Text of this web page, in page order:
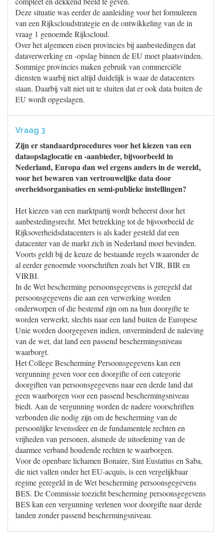
Deze situatie was eerder de aanleiding voor het formuleren
van een Rijkscloudstrategie en de ontwikkeling van de in
vraag 1 genoemde Rijkscloud.
Over het algemeen eisen provincies bij aanbestedingen dat
dataverwerking en -opslag binnen de EU moet plaatsvinden.
Sommige provincies maken gebruik van commerciële
diensten waarbij niet altijd duidelijk is waar de datacenters
staan. Daarbij valt niet uit te sluiten dat er ook data buiten de
EU wordt opgeslagen.
Vraag 3
Zijn er standaardprocedures voor het kiezen van een
dataopslaglocatie en -aanbieder, bijvoorbeeld in
Nederland, Europa dan wel ergens anders in de wereld,
voor het bewaren van vertrouwelijke data door
overheidsorganisaties en semi-publieke instellingen?
Het kiezen van een marktpartij wordt beheerst door het
aanbestedingsrecht. Met betrekking tot de bijvoorbeeld de
Rijksoverheidsdatacenters is als kader gesteld dat een
datacenter van de markt zich in Nederland moet bevinden.
Voorts geldt bij de keuze de bestaande regels waaronder de
al eerder genoemde voorschriften zoals het VIR, BIR en
VIRBI.
In de Wet bescherming persoonsgegevens is geregeld dat
persoonsgegevens die aan een verwerking worden
onderworpen of die bestemd zijn om na hun doorgifte te
worden verwerkt, slechts naar een land buiten de Europese
Unie worden doorgegeven indien, onverminderd de naleving
van de wet, dat land een passend beschermingsniveau
waarborgt.
Het College Bescherming Persoonsgegevens kan een
vergunning geven voor een doorgifte of een categorie
doorgiften van persoonsgegevens naar een derde land dat
geen waarborgen voor een passend beschermingsniveau
biedt. Aan de vergunning worden de nadere voorschriften
verbonden die nodig zijn om de bescherming van de
persoonlijke levenssfeer en de fundamentele rechten en
vrijheden van personen, alsmede de uitoefening van de
daarmee verband houdende rechten te waarborgen.
Voor de openbare lichamen Bonaire, Sint Eustatius en Saba,
die niet vallen onder het EU-acquis, is een vergelijkbaar
regime geregeld in de Wet bescherming persoonsgegevens
BES. De Commissie toezicht bescherming persoonsgegevens
BES kan een vergunning verlenen voor doorgifte naar derde
landen zonder passend beschermingsniveau.